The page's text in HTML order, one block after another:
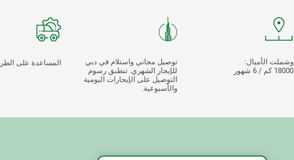
وشملت الأميال:
18000 كم / 6 شهور
توصيل مجاني واستلام في دبي
للإيجار الشهري. تنطبق رسوم
التوصيل على الإيجارات اليومية
والأسبوعية.
المساعدة على